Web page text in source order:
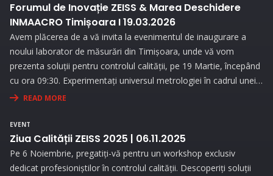
Forumul de Inovație ZEISS & Marea Deschidere
INMAACRO Timișoara I 19.03.2026
Avem plăcerea de a vă invita la evenimentul de inaugurare a
noului laborator de măsurări din Timișoara, unde vă vom
prezenta soluții pentru controlul calității, pe 19 Martie, începând
cu ora 09:30. Experimentați universul metrologiei în cadrul unei
expoziții interesante și prin prezentări interactive!
READ MORE
EVENT
Ziua Calității ZEISS 2025 | 06.11.2025
Pe 6 Noiembrie, pregatiți-vă pentru un workshop exclusiv
dedicat profesioniștilor în controlul calității. Descoperiți soluții